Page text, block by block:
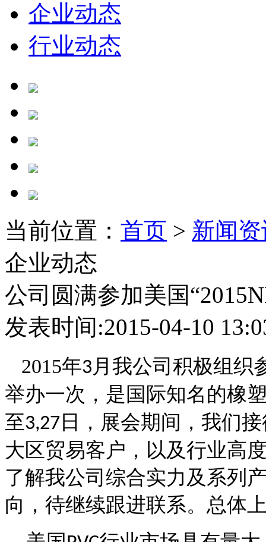
企业动态
行业动态
当前位置： 首页 > 新闻
企业动态
公司圆满参加美国
发表时间:2015-04-10
2015年3 月我公司积极组织
举办一次，是国际知名的橡
至3,27 日，展会期间，我们
大区贸易客户，以及行业高
了解我公司综合实力及系列
向，待继续跟进联系。总体